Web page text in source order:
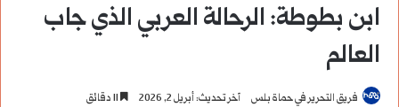
ابن بطوطة: الرحالة العربي الذي جاب
العالم
فريق التحرير في حماة بلس آخر تحديث: أبريل 2, 2026